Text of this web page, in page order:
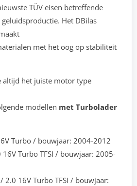
TÜV eisen betreffende
Het DBilas
met het oog op stabiliteit
altijd het juiste motor type
modellen met Turbolader
Turbo / bouwjaar: 2004-2012
16V Turbo TFSI / bouwjaar: 2005-
2.0 16V Turbo TFSI / bouwjaar: